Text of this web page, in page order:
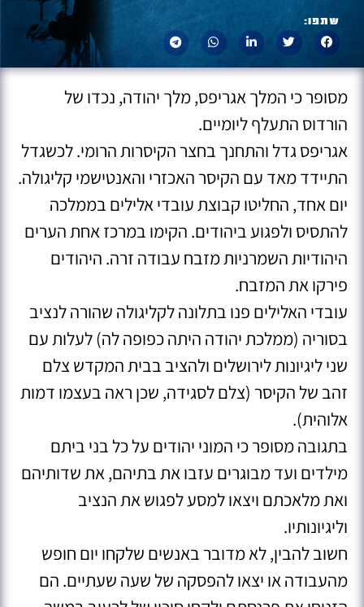
שתפו:
מסופר כי המלך אגריפס, מלך יהודה, נכדו של
הורדוס התעלף ליומיים.
אגריפס גדל והתחנך בחצר הקיסרות הרומי. לכשגדל
התיידד מאד עם הקיסר האכזרי והאנטישמי קליגולה.
יום אחד, החליטו קבוצת עובדי אלילים בממלכה
להתסיס ולפגוע ביהודים. הקימו במרכז אחת הערים
היהודיות השמרניות מזבח עבודה זרה. היהודים
פירקו את המזבח.
עובדי האלילים פנו בתלונה לקליגולה שהורה לנציב
בסוריה (ממלכת יהודה היתה כפופה לה) לעלות עם
שני ליגיונות לירושלים ולהציב בבית המקדש צלם
זהב של הקיסר (צלם לסגידה, שכן ראה בעצמו דמות
אלוהית).
בתגובה מסופר כי המוני יהודים על כל בני ביתם
מילדים ועד מבוגרים עזבו את בתיהם, את שדותיהם
ואת מלאכתם ויצאו למסע לפגוש את הנציב
וליגיונותיו.
חשוב להבין, לא מדובר באנשים שלקחו יום חופש
מהעבודה או יצאו להפסקה של שעה שעתיים. הם